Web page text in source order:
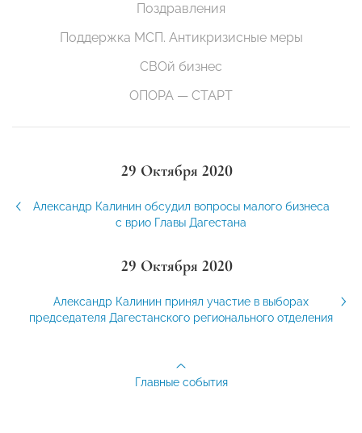
Поздравления
Поддержка МСП. Антикризисные меры
СВОй бизнес
ОПОРА — СТАРТ
29 Октября 2020
Александр Калинин обсудил вопросы малого бизнеса
с врио Главы Дагестана
29 Октября 2020
Александр Калинин принял участие в выборах
председателя Дагестанского регионального отделения
Главные события